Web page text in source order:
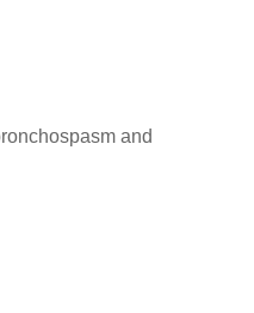
and